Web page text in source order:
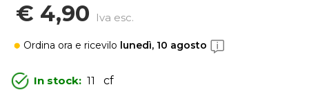
€ 4,90 Iva esc.
Ordina ora e ricevilo lunedì, 10 agosto
In stock: 11 cf